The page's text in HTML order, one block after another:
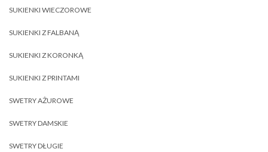
SUKIENKI WIECZOROWE
SUKIENKI Z FALBANĄ
SUKIENKI Z KORONKĄ
SUKIENKI Z PRINTAMI
SWETRY AŻUROWE
SWETRY DAMSKIE
SWETRY DŁUGIE